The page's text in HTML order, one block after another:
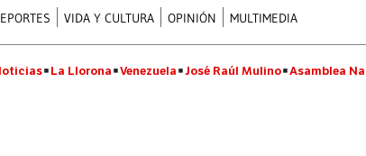
VIDA Y CULTURA OPINIÓN MULTIMEDIA
La Llorona Venezuela José Raúl Mulino Asamblea